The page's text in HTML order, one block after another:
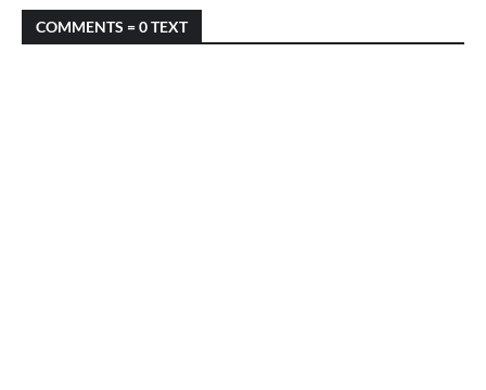
COMMENTS = 0 TEXT